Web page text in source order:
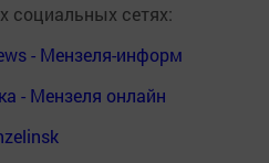
социальных сетях:
- Мензеля-информ
- Мензеля онлайн